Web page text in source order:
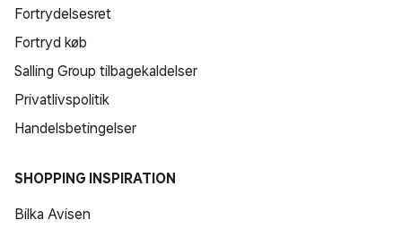
Fortrydelsesret
Fortryd køb
Salling Group tilbagekaldelser
Privatlivspolitik
Handelsbetingelser
SHOPPING INSPIRATION
Bilka Avisen